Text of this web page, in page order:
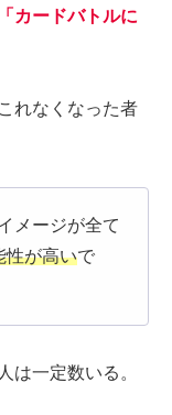
「カードバトルに
れなくなった者
メージが全て
が高いで
は一定数いる。